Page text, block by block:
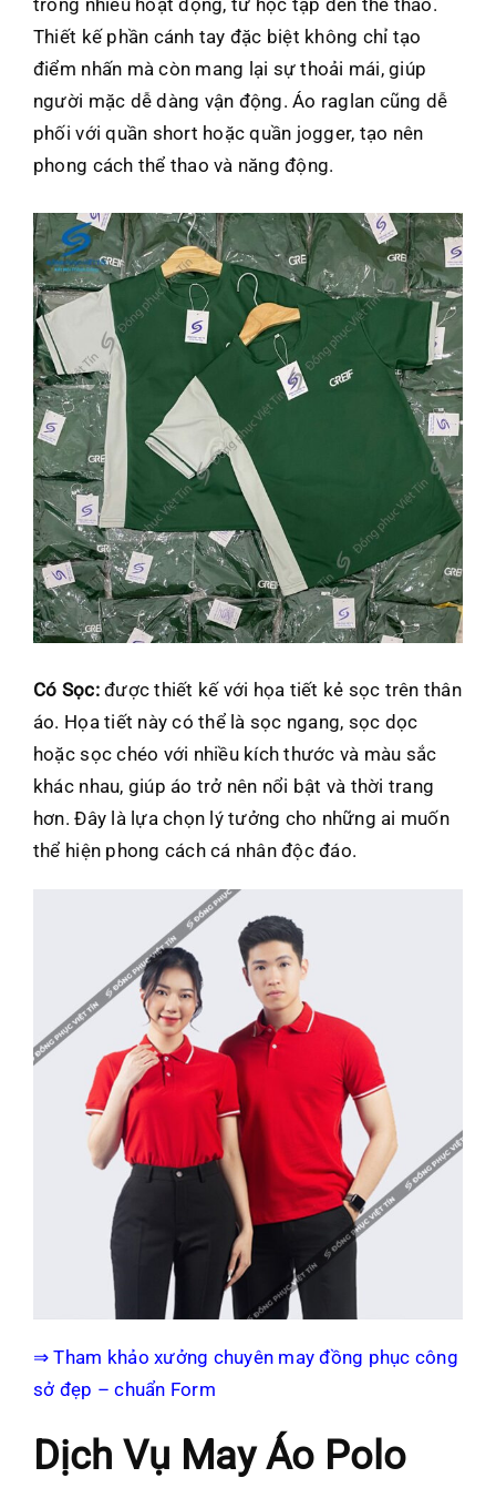
Thiết kế phần cánh tay đặc biệt không chỉ tạo
điểm nhấn mà còn mang lại sự thoải mái, giúp
người mặc dễ dàng vận động. Áo raglan cũng dễ
phối với quần short hoặc quần jogger, tạo nên
phong cách thể thao và năng động.
Có Sọc:được thiết kế với họa tiết kẻ sọc trên thân
áo. Họa tiết này có thể là sọc ngang, sọc dọc
hoặc sọc chéo với nhiều kích thước và màu sắc
khác nhau, giúp áo trở nên nổi bật và thời trang
hơn. Đây là lựa chọn lý tưởng cho những ai muốn
thể hiện phong cách cá nhân độc đáo.
⇒ Tham khảo xưởng chuyên may đồng phục công
sở đẹp – chuẩn Form
Dịch Vụ May Áo Polo